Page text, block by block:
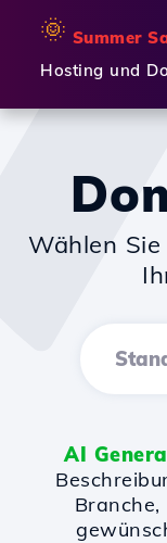
🌞 Summer
Hosting und
Wählen Sie
AI